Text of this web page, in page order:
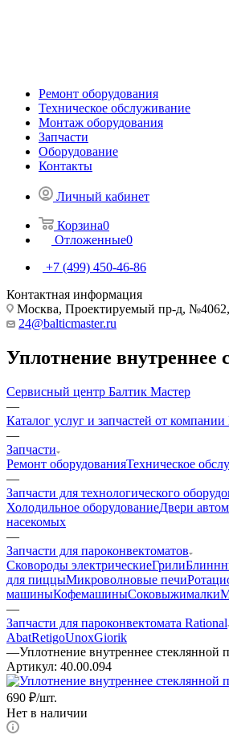
Ремонт оборудования
Техническое обслуживание
Монтаж оборудования
Запчасти
Оборудование
Контакты
Личный кабинет
Корзина0
Отложенные0
+7 (499) 450-46-86
Контактная информация
Москва, Проектируемый пр-д, №4062,
24@balticmaster.ru
Уплотнение внутреннее
Сервисный центр Балтик Мастер
—
Каталог услуг и запчастей от
—
Запчасти
Ремонт оборудованияТехническое
—
Запчасти для технологического
Холодильное оборудованиеДвери
насекомых
—
Запчасти для пароконвектоматов
Cковороды электрическиеГрили
для пиццыМикроволновые печи
машиныКофемашиныСоковыжималки
—
Запчасти для пароконвектомата Rational
AbatRetigoUnoxGiorik
—Уплотнение внутреннее стеклянной
Артикул: 40.00.094
690 ₽/шт.
Нет в наличии